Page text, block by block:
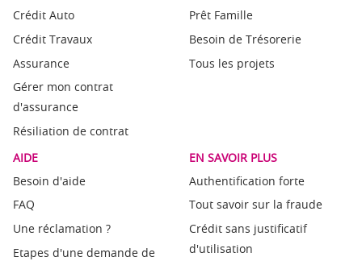
Crédit Auto
Crédit Travaux
Assurance
Gérer mon contrat
d'assurance
Résiliation de contrat
Prêt Famille
Besoin de Trésorerie
Tous les projets
AIDE
Besoin d'aide
FAQ
Une réclamation ?
Etapes d'une demande de
EN SAVOIR PLUS
Authentification forte
Tout savoir sur la fraude
Crédit sans justificatif
d'utilisation